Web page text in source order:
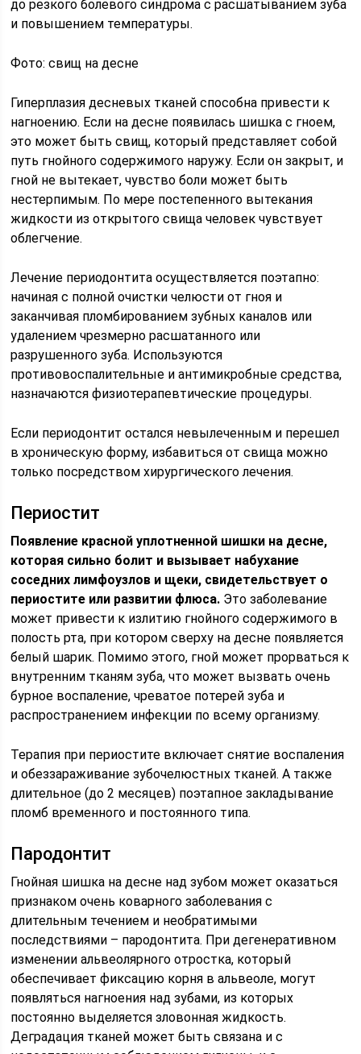
до резкого болевого синдрома с расшатыванием зуба
и повышением температуры.
Фото: свищ на десне
Гиперплазия десневых тканей способна привести к
нагноению. Если на десне появилась шишка с гноем,
это может быть свищ, который представляет собой
путь гнойного содержимого наружу. Если он закрыт, и
гной не вытекает, чувство боли может быть
нестерпимым. По мере постепенного вытекания
жидкости из открытого свища человек чувствует
облегчение.
Лечение периодонтита осуществляется поэтапно:
начиная с полной очистки челюсти от гноя и
заканчивая пломбированием зубных каналов или
удалением чрезмерно расшатанного или
разрушенного зуба. Используются
противовоспалительные и антимикробные средства,
назначаются физиотерапевтические процедуры.
Если периодонтит остался невылеченным и перешел
в хроническую форму, избавиться от свища можно
только посредством хирургического лечения.
Периостит
Появление красной уплотненной шишки на десне,
которая сильно болит и вызывает набухание
соседних лимфоузлов и щеки, свидетельствует о
периостите или развитии флюса. Это заболевание
может привести к излитию гнойного содержимого в
полость рта, при котором сверху на десне появляется
белый шарик. Помимо этого, гной может прорваться к
внутренним тканям зуба, что может вызвать очень
бурное воспаление, чреватое потерей зуба и
распространением инфекции по всему организму.
Терапия при периостите включает снятие воспаления
и обеззараживание зубочелюстных тканей. А также
длительное (до 2 месяцев) поэтапное закладывание
пломб временного и постоянного типа.
Пародонтит
Гнойная шишка на десне над зубом может оказаться
признаком очень коварного заболевания с
длительным течением и необратимыми
последствиями – пародонтита. При дегенеративном
изменении альвеолярного отростка, который
обеспечивает фиксацию корня в альвеоле, могут
появляться нагноения над зубами, из которых
постоянно выделяется зловонная жидкость.
Деградация тканей может быть связана и с